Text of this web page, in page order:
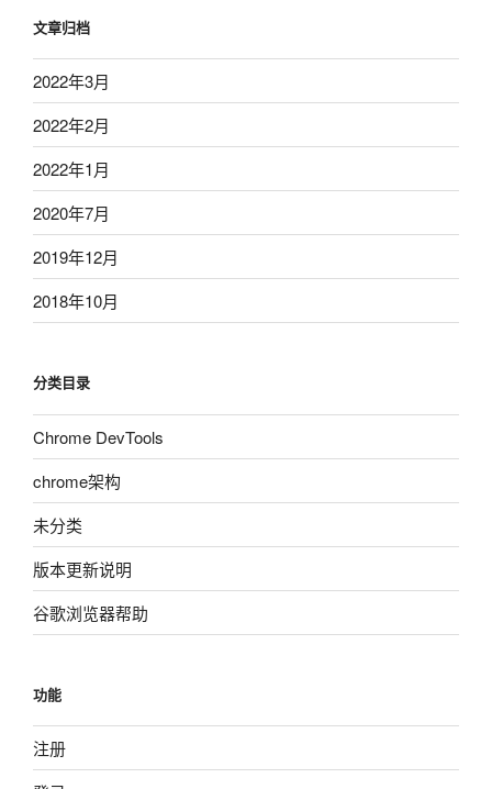
文章归档
2022年3月
2022年2月
2022年1月
2020年7月
2019年12月
2018年10月
分类目录
Chrome DevTools
chrome架构
未分类
版本更新说明
谷歌浏览器帮助
功能
注册